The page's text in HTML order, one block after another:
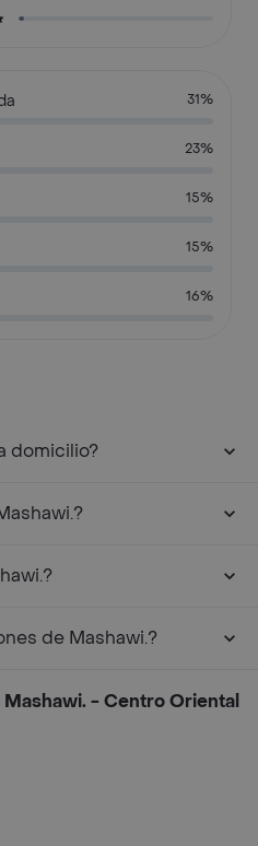
31%
23%
15%
15%
16%
domicilio?
de Mashawi.?
- Centro Oriental